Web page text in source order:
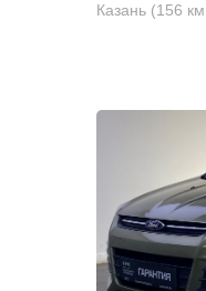
Казань (156